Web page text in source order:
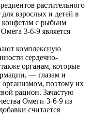
растительного
взрослых и детей в
конфетам с рыбьим
3-6-9 является
комплексную
сердечно-
органам, которые
— глазам и
организмом, поэтому их
рацион. Зачастую
Омеги-3-6-9 из
считается